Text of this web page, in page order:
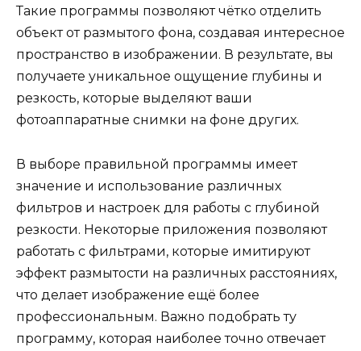
Такие программы позволяют чётко отделить
объект от размытого фона, создавая интересное
пространство в изображении. В результате, вы
получаете уникальное ощущение глубины и
резкость, которые выделяют ваши
фотоаппаратные снимки на фоне других.
В выборе правильной программы имеет
значение и использование различных
фильтров и настроек для работы с глубиной
резкости. Некоторые приложения позволяют
работать с фильтрами, которые имитируют
эффект размытости на различных расстояниях,
что делает изображение ещё более
профессиональным. Важно подобрать ту
программу, которая наиболее точно отвечает